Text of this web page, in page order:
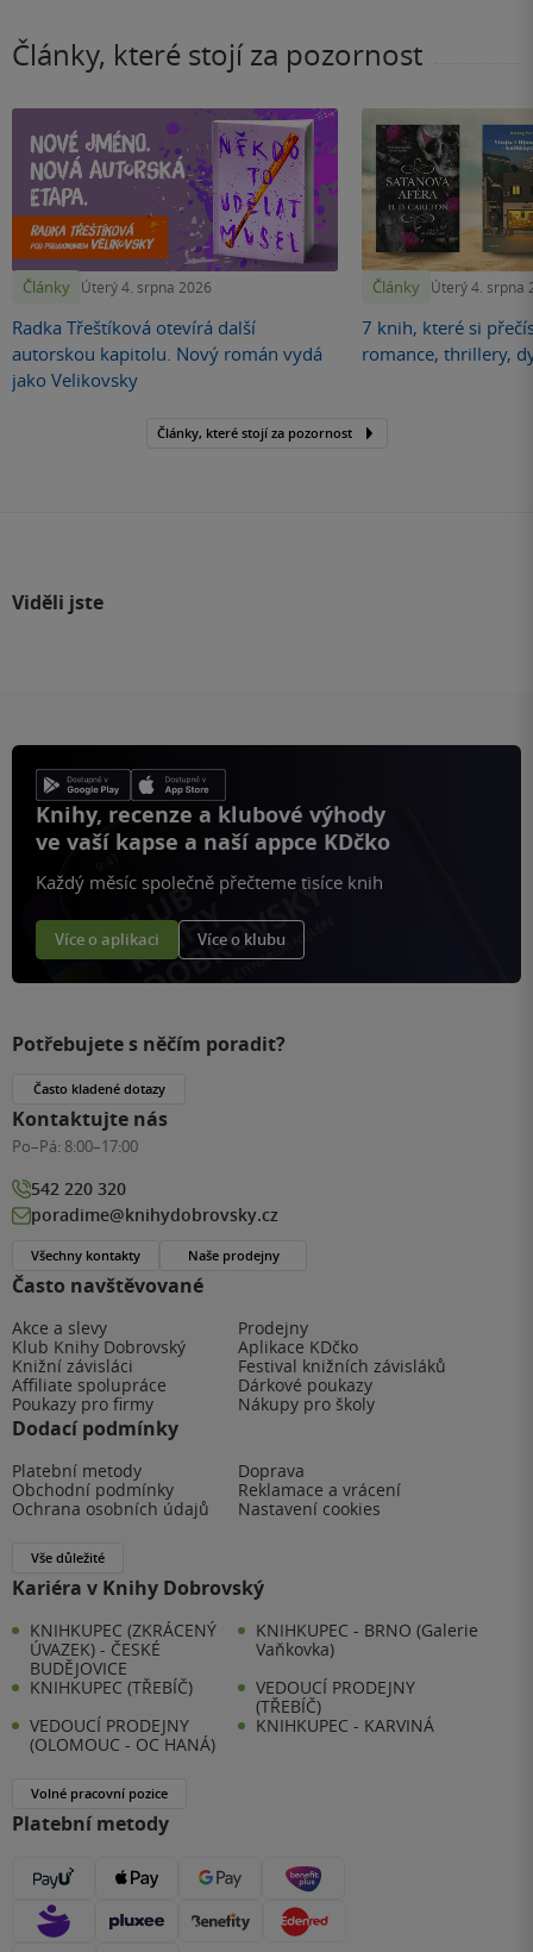
Články, které stojí za pozornost
Články Úterý 4. srpna 2026
Radka Třeštíková otevírá další
autorskou kapitolu. Nový román vydá
jako Velikovsky
Články Úterý 4. srpna
7 knih, které si
romance, thrillery,
Články, které stojí za pozornost
Viděli jste
Knihy, recenze a klubové výhody
ve vaší kapse a naší appce KDčko
Každý měsíc společně přečteme tisíce knih
Více o aplikaci Více o klubu
Často navštěvované
Akce a slevy
Prodejny
Klub Knihy Dobrovský
Aplikace KDčko
Knižní závisláci
Festival knižních závisláků
Affiliate spolupráce
Dárkové poukazy
Poukazy pro firmy
Nákupy pro školy
Dodací podmínky
Platební metody
Doprava
Obchodní podmínky
Reklamace a vrácení
Ochrana osobních údajů
Nastavení cookies
Vše důležité
Kariéra v Knihy Dobrovský
KNIHKUPEC (ZKRÁCENÝ
ÚVAZEK) - ČESKÉ
BUDĚJOVICE
KNIHKUPEC - BRNO (Galerie
Vaňkovka)
KNIHKUPEC (TŘEBÍČ)
VEDOUCÍ PRODEJNY
(TŘEBÍČ)
VEDOUCÍ PRODEJNY
(OLOMOUC - OC HANÁ)
KNIHKUPEC - KARVINÁ
Volné pracovní pozice
Platební metody
Potřebujete s něčím poradit?
Často kladené dotazy
Kontaktujte nás
Po–Pá: 8:00–17:00
542 220 320
poradime@knihydobrovsky.cz
Všechny kontakty Naše prodejny